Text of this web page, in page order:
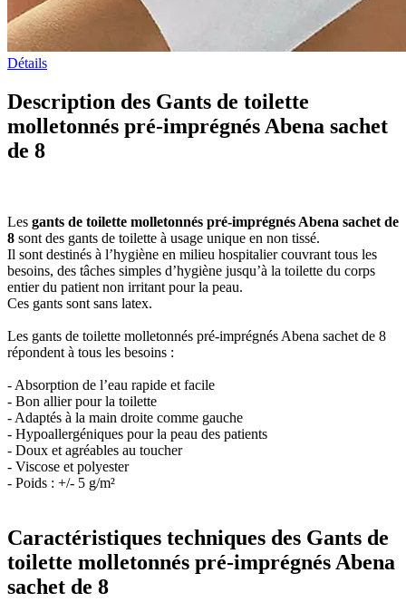
Détails
Description des Gants de toilette
molletonnés pré-imprégnés Abena sachet
de 8
Les gants de toilette molletonnés pré-imprégnés Abena sachet de
8 sont des gants de toilette à usage unique en non tissé.
Il sont destinés à l’hygiène en milieu hospitalier couvrant tous les
besoins, des tâches simples d’hygiène jusqu’à la toilette du corps
entier du patient non irritant pour la peau.
Ces gants sont sans latex.
Les gants de toilette molletonnés pré-imprégnés Abena sachet de 8
répondent à tous les besoins :
- Absorption de l’eau rapide et facile
- Bon allier pour la toilette
- Adaptés à la main droite comme gauche
- Hypoallergéniques pour la peau des patients
- Doux et agréables au toucher
- Viscose et polyester
- Poids : +/- 5 g/m²
Caractéristiques techniques des Gants de
toilette molletonnés pré-imprégnés Abena
sachet de 8